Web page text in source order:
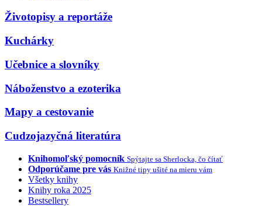
Životopisy a reportáže
Kuchárky
Učebnice a slovníky
Náboženstvo a ezoterika
Mapy a cestovanie
Cudzojazyčná literatúra
Knihomoľský pomocník Spýtajte sa Sherlocka, čo čítať
Odporúčame pre vás Knižné tipy ušité na mieru vám
Všetky knihy
Knihy roka 2025
Bestsellery